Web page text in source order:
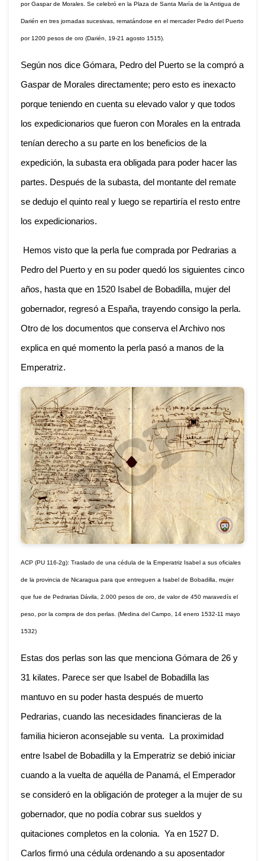
por Gaspar de Morales. Se celebró en la Plaza de Santa María de la Antigua de
Darién en tres jornadas sucesivas, rematándose en el mercader Pedro del Puerto
por 1200 pesos de oro (Darién, 19-21 agosto 1515).
Según nos dice Gómara, Pedro del Puerto se la compró a
Gaspar de Morales directamente; pero esto es inexacto
porque teniendo en cuenta su elevado valor y que todos
los expedicionarios que fueron con Morales en la entrada
tenían derecho a su parte en los beneficios de la
expedición, la subasta era obligada para poder hacer las
partes. Después de la subasta, del montante del remate
se dedujo el quinto real y luego se repartiría el resto entre
los expedicionarios.
Hemos visto que la perla fue comprada por Pedrarias a
Pedro del Puerto y en su poder quedó los siguientes cinco
años, hasta que en 1520 Isabel de Bobadilla, mujer del
gobernador, regresó a España, trayendo consigo la perla.
Otro de los documentos que conserva el Archivo nos
explica en qué momento la perla pasó a manos de la
Emperatriz.
ACP (PU 116-2g): Traslado de una cédula de la Emperatriz Isabel a sus oficiales
de la provincia de Nicaragua para que entreguen a Isabel de Bobadilla, mujer
que fue de Pedrarias Dávila, 2.000 pesos de oro, de valor de 450 maravedís el
peso, por la compra de dos perlas. (Medina del Campo, 14 enero 1532-11 mayo
1532)
Estas dos perlas son las que menciona Gómara de 26 y
31 kilates. Parece ser que Isabel de Bobadilla las
mantuvo en su poder hasta después de muerto
Pedrarias, cuando las necesidades financieras de la
familia hicieron aconsejable su venta. La proximidad
entre Isabel de Bobadilla y la Emperatriz se debió iniciar
cuando a la vuelta de aquélla de Panamá, el Emperador
se consideró en la obligación de proteger a la mujer de su
gobernador, que no podía cobrar sus sueldos y
quitaciones completos en la colonia. Ya en 1527 D.
Carlos firmó una cédula ordenando a su aposentador